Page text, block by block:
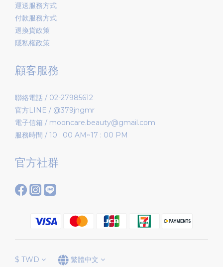
運送服務方式
付款服務方式
退換貨政策
隱私權政策
顧客服務
聯絡電話 / 02-27985612
官方LINE / @379jngmr
電子信箱 / mooncare.beauty@gmail.com
服務時間 / 10 : 00 AM~17 : 00 PM
官方社群
$ TWD 繁體中文